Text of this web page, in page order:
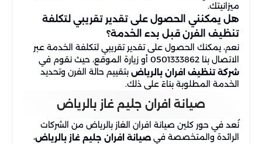
ميزانيتك.
هل يمكنني الحصول على تقدير تقريبي لتكلفة
تنظيف الفرن قبل بدء الخدمة؟
نعم، يمكنك الحصول على تقدير تقريبي لتكلفة الخدمة عبر
الاتصال بنا 0501333862 أو زيارة الموقع، حيث نقوم في
شركة تنظيف افران بالرياض بتقييم حالة الفرن وتحديد
الخدمة المطلوبة بناءً على ذلك.
صيانة افران جليم غاز بالرياض
نُعد في حور كلين صيانة افران الغاز بالرياض من الشركات
الرائدة والمتخصصة في صيانة افران جليم غاز بالرياض،